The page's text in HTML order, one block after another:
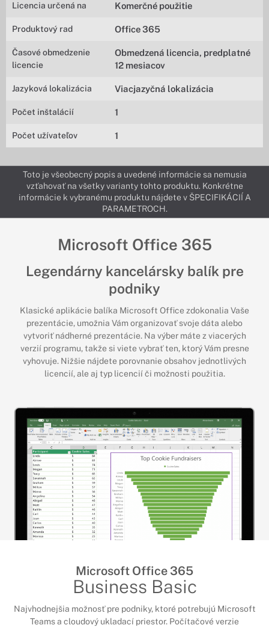
Licencia určená na Komerčné použitie
Produktový rad Office 365
Časové obmedzenie
licencie
Obmedzená licencia, predplatné
12 mesiacov
Jazyková lokalizácia Viacjazyčná lokalizácia
Počet inštalácií 1
Počet užívateľov 1
Toto je všeobecný popis a uvedené informácie sa nemusia
vzťahovať na všetky varianty tohto produktu. Konkrétne
informácie k vybranému produktu nájdete v ŠPECIFIKÁCIÍ A
PARAMETROCH.
Microsoft Office 365
Legendárny kancelársky balík pre
podniky
Klasické aplikácie balíka Microsoft Office zdokonalia Vaše
prezentácie, umožnia Vám organizovať svoje dáta alebo
vytvoriť nádherné prezentácie. Na výber máte z viacerých
verzií programu, takže si viete vybrať ten, ktorý Vám presne
vyhovuje. Nižšie nájdete porovnanie obsahov jednotlivých
licencií, ale aj typ licencií či možnosti použitia.
Microsoft Office 365
Business Basic
Najvhodnejšia možnosť pre podniky, ktoré potrebujú Microsoft
Teams a cloudový ukladací priestor. Počítačové verzie